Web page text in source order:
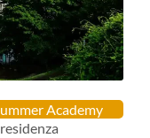
Academy